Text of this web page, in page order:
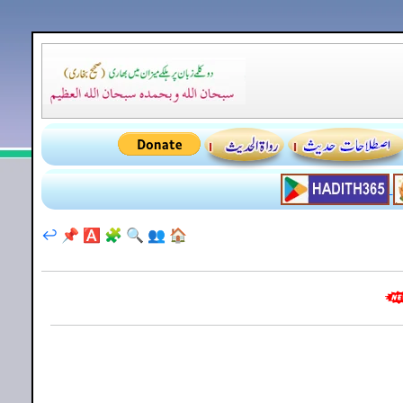
🏠
👥
🔍
🧩
🅰️
📌
↩️